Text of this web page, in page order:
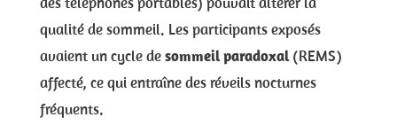
qualité de sommeil. Les participants exposés
avaient un cycle desommeil paradoxal(REMS)
affecté, ce qui entraîne des réveils nocturnes
fréquents.